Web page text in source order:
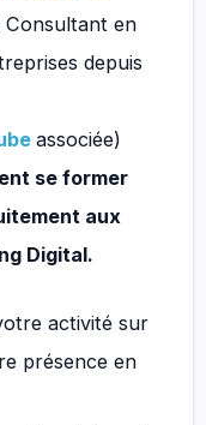
Consultant en
depuis
associée)
se former
aux
Digital.
activité sur
présence en